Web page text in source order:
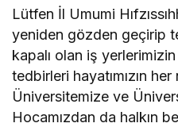
Lütfen İl Umumi
yeniden gözden geçirip
kapalı olan iş
tedbirleri hayatımızın her
Üniversitemize ve
Hocamızdan da halkın